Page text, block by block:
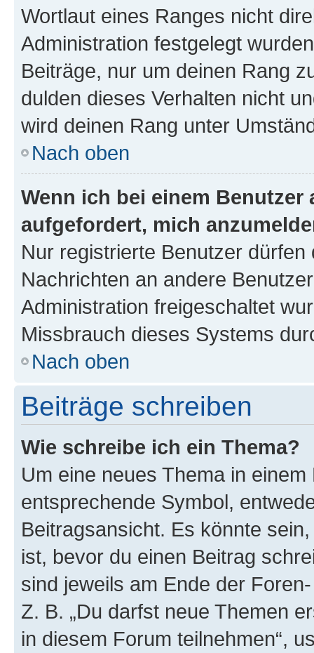
Wortlaut eines Ranges nicht
Administration festgelegt
Beiträge, nur um deinen Rang
dulden dieses Verhalten nicht
wird deinen Rang unter
Nach oben
Wenn ich bei einem
aufgefordert, mich
Nur registrierte Benutzer
Nachrichten an andere
Administration freigeschaltet
Missbrauch dieses Systems
Nach oben
Beiträge schreiben
Wie schreibe ich ein Thema?
Um eine neues Thema in
entsprechende Symbol,
Beitragsansicht. Es könnte
ist, bevor du einen Beitrag
sind jeweils am Ende der
Z. B. „Du darfst neue Themen
in diesem Forum teilnehmen“,